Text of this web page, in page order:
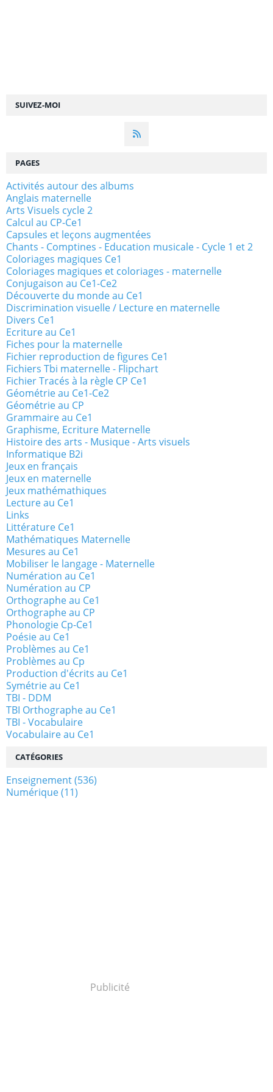
SUIVEZ-MOI
PAGES
Activités autour des albums
Anglais maternelle
Arts Visuels cycle 2
Calcul au CP-Ce1
Capsules et leçons augmentées
Chants - Comptines - Education musicale - Cycle 1 et 2
Coloriages magiques Ce1
Coloriages magiques et coloriages - maternelle
Conjugaison au Ce1-Ce2
Découverte du monde au Ce1
Discrimination visuelle / Lecture en maternelle
Divers Ce1
Ecriture au Ce1
Fiches pour la maternelle
Fichier reproduction de figures Ce1
Fichiers Tbi maternelle - Flipchart
Fichier Tracés à la règle CP Ce1
Géométrie au Ce1-Ce2
Géométrie au CP
Grammaire au Ce1
Graphisme, Ecriture Maternelle
Histoire des arts - Musique - Arts visuels
Informatique B2i
Jeux en français
Jeux en maternelle
Jeux mathémathiques
Lecture au Ce1
Links
Littérature Ce1
Mathématiques Maternelle
Mesures au Ce1
Mobiliser le langage - Maternelle
Numération au Ce1
Numération au CP
Orthographe au Ce1
Orthographe au CP
Phonologie Cp-Ce1
Poésie au Ce1
Problèmes au Ce1
Problèmes au Cp
Production d'écrits au Ce1
Symétrie au Ce1
TBI - DDM
TBI Orthographe au Ce1
TBI - Vocabulaire
Vocabulaire au Ce1
CATÉGORIES
Enseignement(536)
Numérique(11)
Publicité